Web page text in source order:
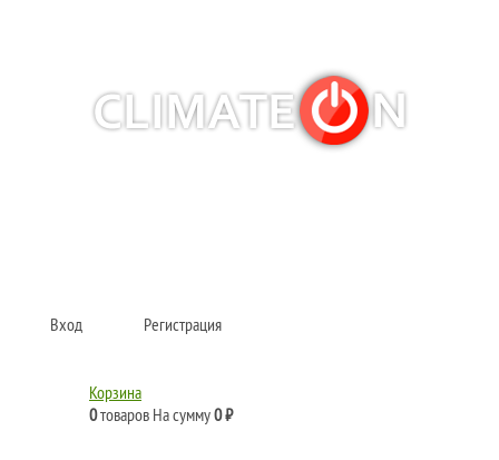
Вход Регистрация
Корзина
0товаров На сумму0 ₽